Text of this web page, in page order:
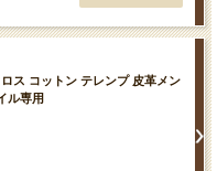
ス コットン テレンプ 皮革メン
ル専用